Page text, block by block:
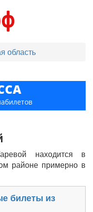
область
находится в
районе примерно в
билеты из